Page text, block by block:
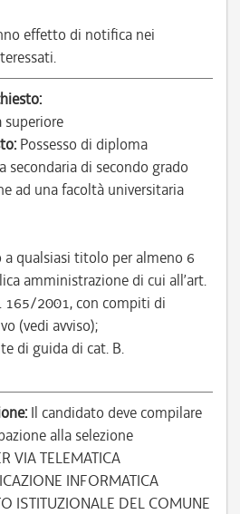
effetto di notifica nei
superiore
Possesso di diploma
secondaria di secondo grado
ad una facoltà universitaria
a qualsiasi titolo per almeno 6
amministrazione di cui all’art.
165/2001, con compiti di
(vedi avviso);
di guida di cat. B.
Il candidato deve compilare
alla selezione
VIA TELEMATICA
INFORMATICA
ISTITUZIONALE DEL COMUNE